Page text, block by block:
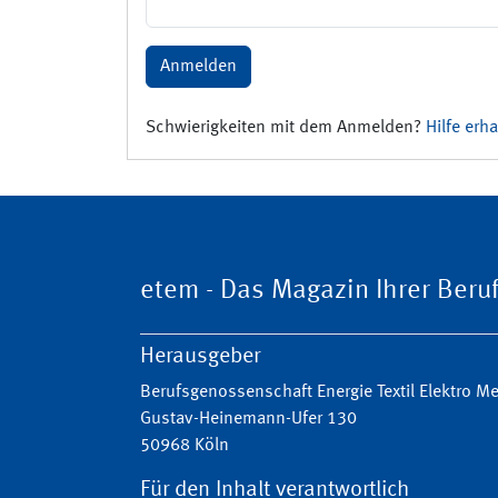
Anmelden
Schwierigkeiten mit dem Anmelden? Hilfe
etem - Das Magazin Ihrer
Herausgeber
Berufsgenossenschaft Energie Textil Elektro
Gustav-Heinemann-Ufer 130
50968 Köln
Für den Inhalt verantwortlich